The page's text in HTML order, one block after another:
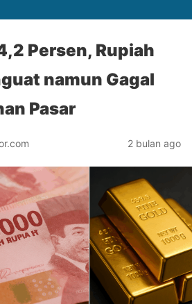
Persen, Rupiah
namun Gagal
Pasar
2 bulan ago